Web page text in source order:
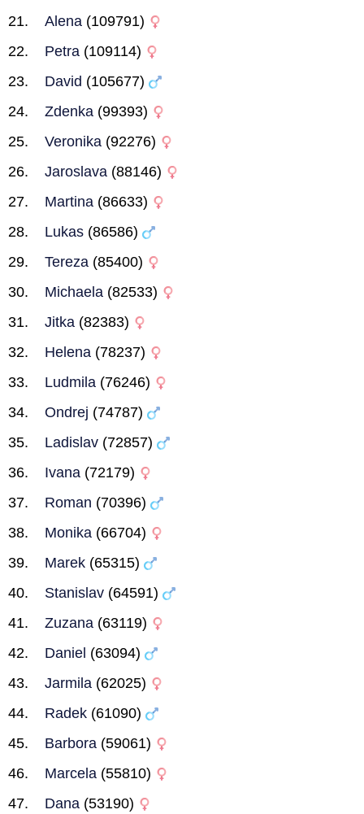
Alena (109791)
Petra (109114)
David (105677)
Zdenka (99393)
Veronika (92276)
Jaroslava (88146)
Martina (86633)
Lukas (86586)
Tereza (85400)
Michaela (82533)
Jitka (82383)
Helena (78237)
Ludmila (76246)
Ondrej (74787)
Ladislav (72857)
Ivana (72179)
Roman (70396)
Monika (66704)
Marek (65315)
Stanislav (64591)
Zuzana (63119)
Daniel (63094)
Jarmila (62025)
Radek (61090)
Barbora (59061)
Marcela (55810)
Dana (53190)